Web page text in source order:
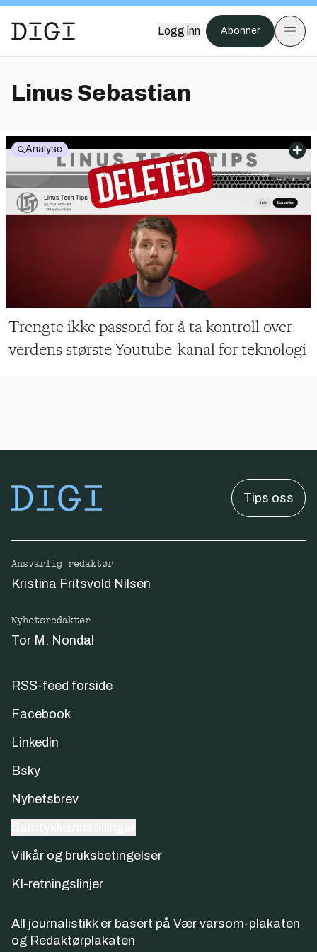
Logg inn Abonner
Linus Sebastian
Analyse
Trengte ikke passord for å ta kontroll over
verdens største Youtube-kanal for teknologi
Tips oss
Ansvarlig redaktør
Kristina Fritsvold Nilsen
Nyhetsredaktør
Tor M. Nondal
RSS-feed forside
Facebook
Linkedin
Bsky
Nyhetsbrev
Vilkår og bruksbetingelser
KI-retningslinjer
All journalistikk er basert på Vær varsom-plakaten
og Redaktørplakaten